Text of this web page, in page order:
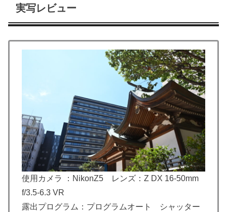
実写レビュー
使用カメラ ：NikonZ5 レンズ：Z DX 16-50mm
f/3.5-6.3 VR
露出プログラム：プログラムオート シャッター